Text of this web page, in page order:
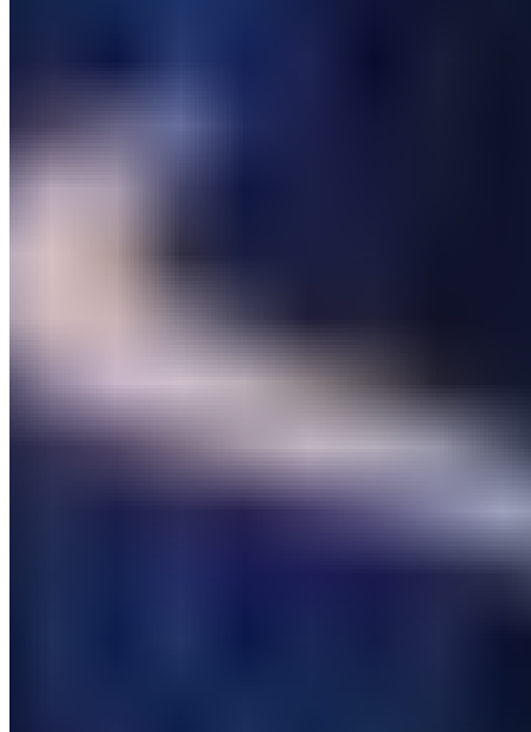
en direct. Votre source d'information de référence sur